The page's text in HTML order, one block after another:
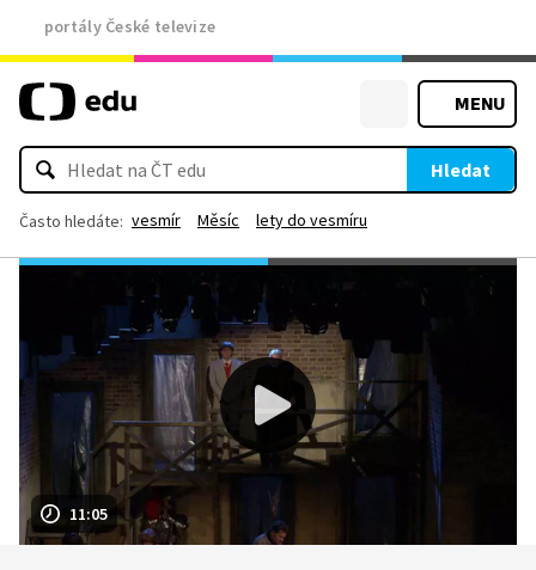
portály České televize
MENU
Hledat
Často hledáte: vesmír Měsíc lety do vesmíru
11:05